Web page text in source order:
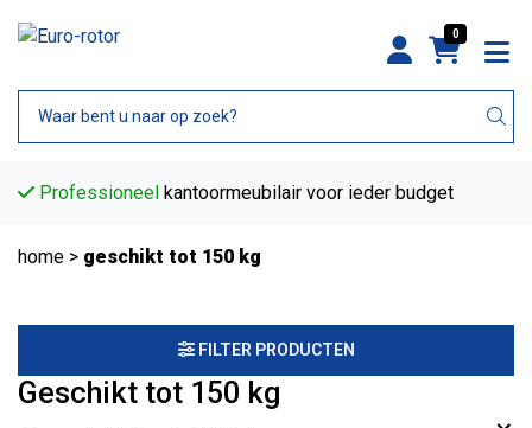
0
Professioneel kantoormeubilair voor ieder budget
home > geschikt tot 150 kg
FILTER PRODUCTEN
Geschikt tot 150 kg